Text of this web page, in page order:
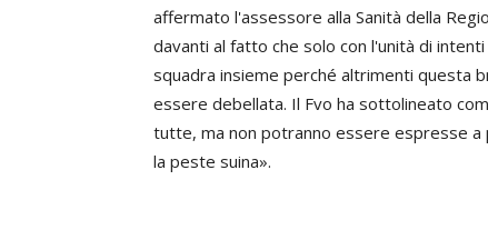
affermato l'assessore alla Sanità della
davanti al fatto che solo con l'unità di
squadra insieme perché altrimenti questa
essere debellata. Il Fvo ha sottolineato
tutte, ma non potranno essere espresse
la peste suina».